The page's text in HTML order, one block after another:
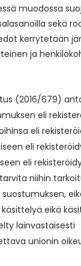
muodossa
sekä
kerrytetään
ja
(2016/679)
eli
eli
eli
eli
niihin
eikä
lainvastaisesti
unionin